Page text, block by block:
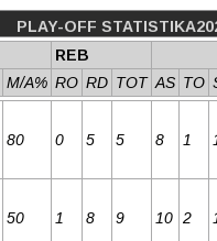
PLAY-OFF
REB
M/A% RO RD TOT AS TO
80 0 5 5 8 1
50 1 8 9 10 2